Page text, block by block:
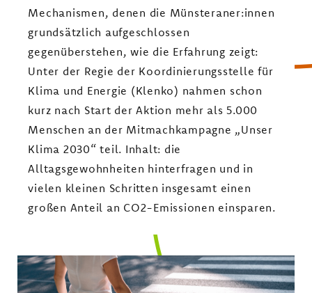
Mechanismen, denen die Münsteraner:innen
grundsätzlich aufgeschlossen
gegenüberstehen, wie die Erfahrung zeigt:
Unter der Regie der Koordinierungsstelle für
Klima und Energie (Klenko) nahmen schon
kurz nach Start der Aktion mehr als 5.000
Menschen an der Mitmachkampagne „Unser
Klima 2030“ teil. Inhalt: die
Alltagsgewohnheiten hinterfragen und in
vielen kleinen Schritten insgesamt einen
großen Anteil an CO2-Emissionen einsparen.